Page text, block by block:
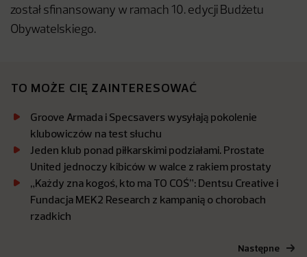
został sfinansowany w ramach 10. edycji Budżetu
Obywatelskiego.
TO MOŻE CIĘ ZAINTERESOWAĆ
Groove Armada i Specsavers wysyłają pokolenie
klubowiczów na test słuchu
Jeden klub ponad piłkarskimi podziałami. Prostate
United jednoczy kibiców w walce z rakiem prostaty
„Każdy zna kogoś, kto ma TO COŚ”: Dentsu Creative i
Fundacja MEK2 Research z kampanią o chorobach
rzadkich
Następne